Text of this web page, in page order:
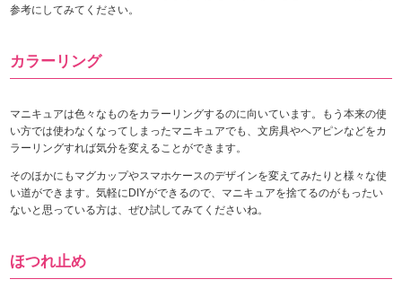
参考にしてみてください。
カラーリング
マニキュアは色々なものをカラーリングするのに向いています。もう本来の使
い方では使わなくなってしまったマニキュアでも、文房具やヘアピンなどをカ
ラーリングすれば気分を変えることができます。
そのほかにもマグカップやスマホケースのデザインを変えてみたりと様々な使
い道ができます。気軽にDIYができるので、マニキュアを捨てるのがもったい
ないと思っている方は、ぜひ試してみてくださいね。
ほつれ止め